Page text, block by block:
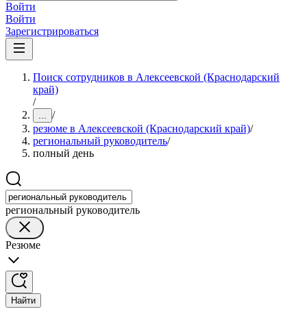
Войти
Войти
Зарегистрироваться
Поиск сотрудников в Алексеевской (Краснодарский
край)
/
... /
резюме в Алексеевской (Краснодарский край)/
региональный руководитель/
полный день
региональный руководитель
Резюме
Найти